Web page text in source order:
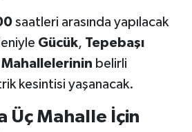
saatleri arasında yapılacak
Gücük, Tepebaşı
belirli
kesintisi yaşanacak.
Üç Mahalle İçin